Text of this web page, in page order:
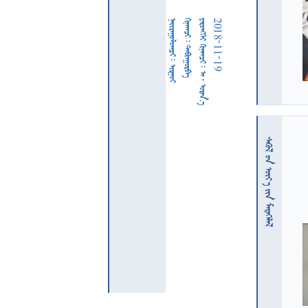
         2018-11-19
  